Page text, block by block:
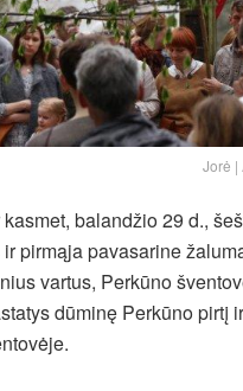
Jorė |
balandžio 29 d.,
pirmąja pavasarine
vartus, Perkūno
dūminę Perkūno pirtį